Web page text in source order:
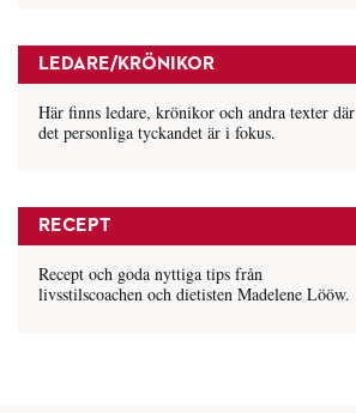
LEDARE/KRÖNIKOR
Här finns ledare, krönikor och andra texter där
det personliga tyckandet är i fokus.
RECEPT
Recept och goda nyttiga tips från
livsstilscoachen och dietisten Madelene Lööw.